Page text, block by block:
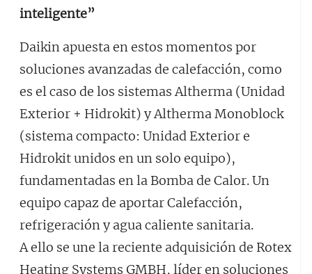
inteligente”
Daikin apuesta en estos momentos por
soluciones avanzadas de calefacción, como
es el caso de los sistemas Altherma (Unidad
Exterior + Hidrokit) y Altherma Monoblock
(sistema compacto: Unidad Exterior e
Hidrokit unidos en un solo equipo),
fundamentadas en la Bomba de Calor. Un
equipo capaz de aportar Calefacción,
refrigeración y agua caliente sanitaria.
A ello se une la reciente adquisición de Rotex
Heating Systems GMBH, líder en soluciones